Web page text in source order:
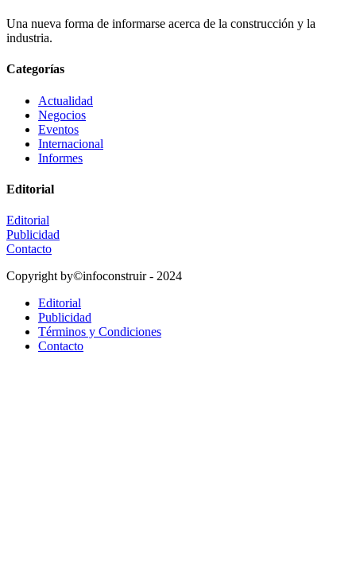
Una nueva forma de informarse acerca de la construcción y la
industria.
Categorías
Actualidad
Negocios
Eventos
Internacional
Informes
Editorial
Editorial
Publicidad
Contacto
Copyright by©infoconstruir - 2024
Editorial
Publicidad
Términos y Condiciones
Contacto